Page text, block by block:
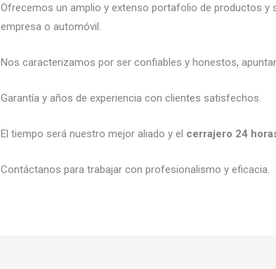
Ofrecemos un amplio y extenso portafolio de productos y
empresa o automóvil.
Nos caracterizamos por ser confiables y honestos,
Garantía y años de experiencia con clientes satisfechos.
El tiempo será nuestro mejor aliado y el cerrajero 24
Contáctanos para trabajar con profesionalismo y eficacia.